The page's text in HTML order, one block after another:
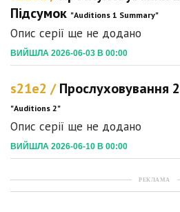
Підсумок "Auditions 1 Summary"
Опис серії ще не додано
ВИЙШЛА 2026-06-03 В 00:00
s21e2 /Прослуховування 2
"Auditions 2"
Опис серії ще не додано
ВИЙШЛА 2026-06-10 В 00:00
РЕКЛАМА